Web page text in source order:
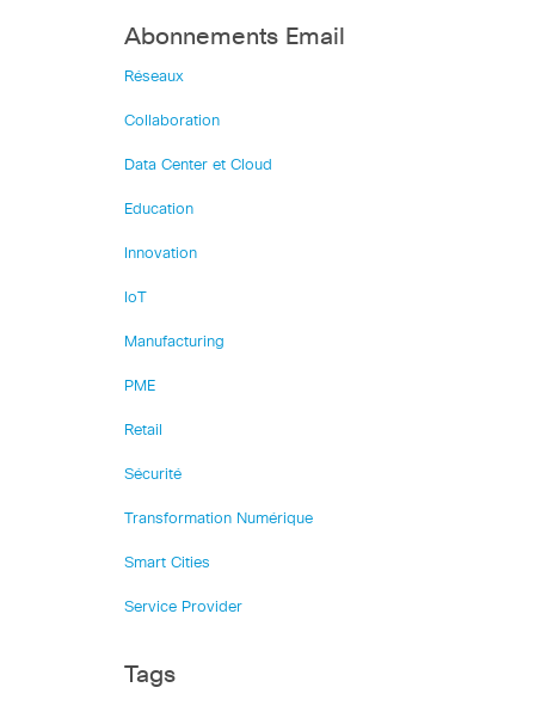
Abonnements Email
Réseaux
Collaboration
Data Center et Cloud
Education
Innovation
IoT
Manufacturing
PME
Retail
Sécurité
Transformation Numérique
Smart Cities
Service Provider
Tags